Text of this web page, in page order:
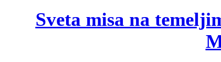
Sveta misa na